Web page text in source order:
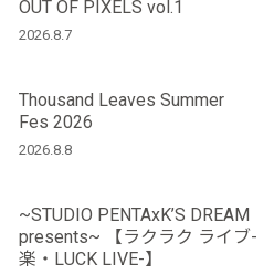
OUT OF PIXELS vol.1
2026.8.7
Thousand Leaves Summer
Fes 2026
2026.8.8
~STUDIO PENTAxK’S DREAM
presents~ 【ラクラク ライブ-
楽・LUCK LIVE-】